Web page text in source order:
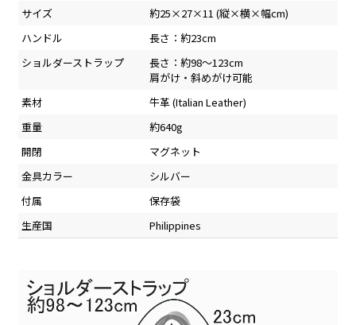
サイズ
約25×27×11 (縦×横×幅cm)
ハンドル
長さ：約23cm
ショルダーストラップ
長さ：約98～123cm
肩がけ・斜めがけ可能
素材
牛革 (Italian Leather)
重量
約640g
開閉
マグネット
金具カラー
シルバー
付属
保存袋
生産国
Philippines